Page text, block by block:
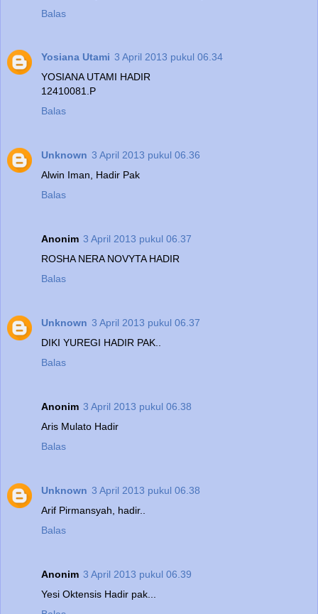
Balas
Yosiana Utami 3 April 2013 pukul 06.34
YOSIANA UTAMI HADIR
12410081.P
Balas
Unknown 3 April 2013 pukul 06.36
Alwin Iman, Hadir Pak
Balas
Anonim 3 April 2013 pukul 06.37
ROSHA NERA NOVYTA HADIR
Balas
Unknown 3 April 2013 pukul 06.37
DIKI YUREGI HADIR PAK..
Balas
Anonim 3 April 2013 pukul 06.38
Aris Mulato Hadir
Balas
Unknown 3 April 2013 pukul 06.38
Arif Pirmansyah, hadir..
Balas
Anonim 3 April 2013 pukul 06.39
Yesi Oktensis Hadir pak...